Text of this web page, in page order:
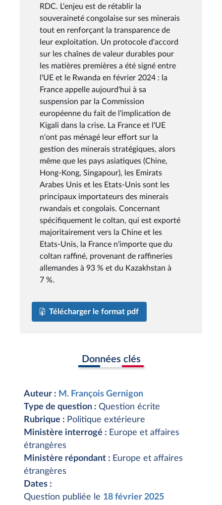
RDC. L'enjeu est de rétablir la
souveraineté congolaise sur ses minerais
tout en renforçant la transparence de
leur exploitation. Un protocole d'accord
sur les chaînes de valeur durables pour
les matières premières a été signé entre
l'UE et le Rwanda en février 2024 : la
France appelle aujourd'hui à sa
suspension par la Commission
européenne du fait de l'implication de
Kigali dans la crise. La France et l'UE
n'ont pas ménagé leur effort sur la
gestion des minerais stratégiques, alors
même que les pays asiatiques (Chine,
Hong-Kong, Singapour), les Emirats
Arabes Unis et les Etats-Unis sont les
principaux importateurs des minerais
rwandais et congolais. Concernant
spécifiquement le coltan, qui est exporté
majoritairement vers la Chine et les
Etats-Unis, la France n'importe que du
coltan raffiné, provenant de raffineries
allemandes à 93 % et du Kazakhstan à
7 %.
Télécharger le format pdf
Données clés
Auteur : M. François Gernigon
Type de question : Question écrite
Rubrique : Politique extérieure
Ministère interrogé : Europe et affaires
étrangères
Ministère répondant : Europe et affaires
étrangères
Dates :
Question publiée le 18 février 2025